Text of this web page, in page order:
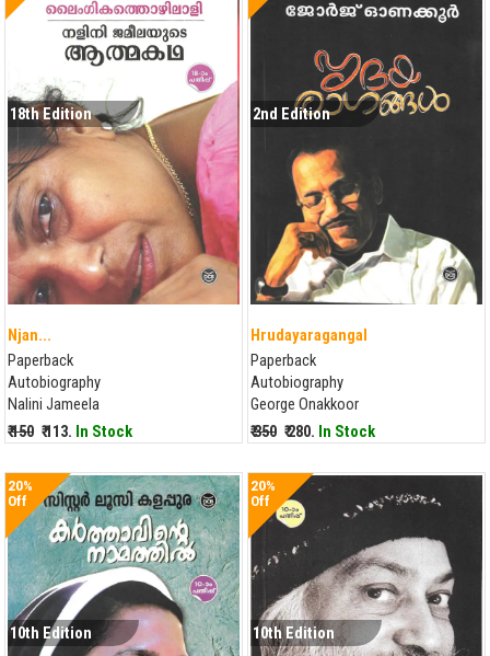
18th Edition
Njan...
Paperback
Autobiography
Nalini Jameela
₹ 150 ₹ 113. In Stock
2nd Edition
Hrudayaragangal
Paperback
Autobiography
George Onakkoor
₹ 350 ₹ 280. In Stock
20%
Off
10th Edition
20%
Off
10th Edition